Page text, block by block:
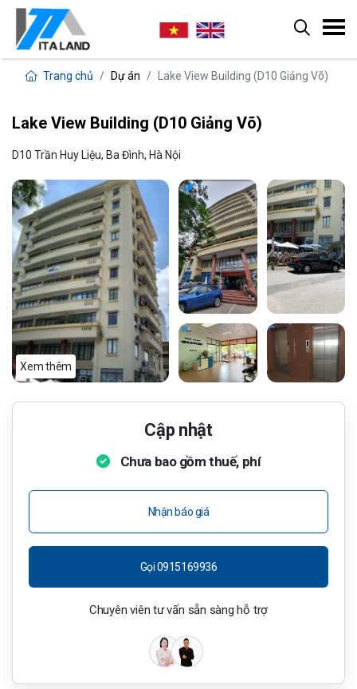
Trang chủ Dự án Lake View Building (D10 Giảng Võ)
Lake View Building (D10 Giảng Võ)
D10 Trần Huy Liệu, Ba Đình, Hà Nội
Xem thêm
Cập nhật
Chưa bao gồm thuế, phí
Nhận báo giá
Gọi 0915169936
Chuyên viên tư vấn sẵn sàng hỗ trợ